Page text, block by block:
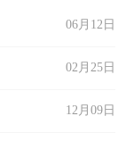
06月12日
02月25日
12月09日